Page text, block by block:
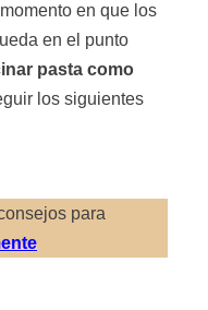
en que los
en el punto
pasta como
los siguientes
para